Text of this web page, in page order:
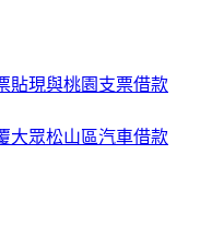
貼現與桃園支票借款
大眾松山區汽車借款